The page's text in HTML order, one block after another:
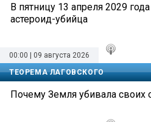
В пятницу 13 апреля 2029
астероид-убийца
00:00 | 09 августа 2026
ТЕОРЕМА ЛАГОВСКОГО
Почему Земля убивала своих